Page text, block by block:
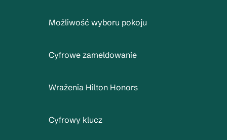
Możliwość wyboru pokoju
Cyfrowe zameldowanie
Wrażenia Hilton Honors
Cyfrowy klucz